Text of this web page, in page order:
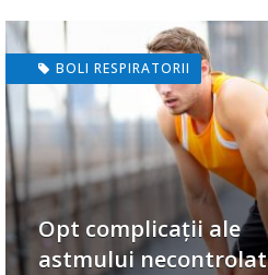
BOLI RESPIRATORII
Opt complicații ale
astmului necontrolat